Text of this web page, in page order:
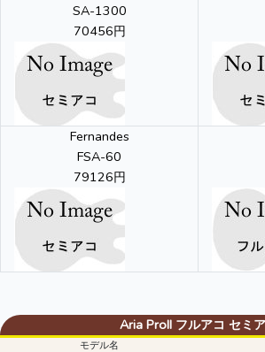
SA-1300
70456円
Fernandes
FSA-60
79126円
Aria ProII フルアコ セミ
モデル名